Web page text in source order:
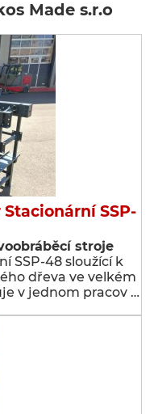
Made s.r.o
SSP-
stroje
SSP-48 sloužící k
dřeva ve velkém
v jednom pracov …